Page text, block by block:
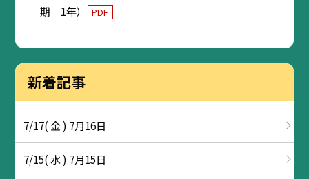
期 1年）
PDF
新着記事
7/17( 金 ) 7月16日
7/15( 水 ) 7月15日